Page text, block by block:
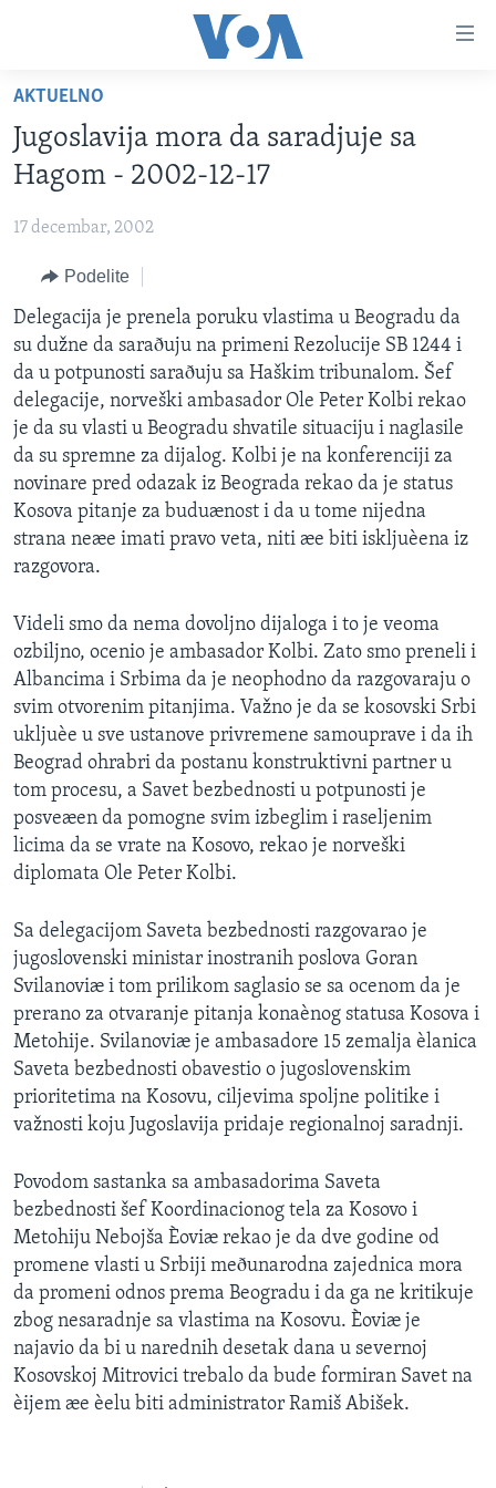
glavni
sadržaj
Idi
na
glavnu
pretragu
NASLOVNA
RUBRIKE
BALKAN
GLOBALNE TEME
EKONOMIJA
NAUKA I TEHNOLOGIJA
MEDICINA
KULTURA
DRUŠTVO
SPORT
TV PROGRAM
OTVORENI STUDIO
IZ AMERIKE
PRATITE NAS
Jezici
AKTUELNO
Jugoslavija mora da saradjuje sa
Hagom - 2002-12-17
17 decembar, 2002
Podelite
Delegacija je prenela poruku vlastima u Beogradu da
su dužne da saraðuju na primeni Rezolucije SB 1244 i
da u potpunosti saraðuju sa Haškim tribunalom. Šef
delegacije, norveški ambasador Ole Peter Kolbi rekao
je da su vlasti u Beogradu shvatile situaciju i naglasile
da su spremne za dijalog. Kolbi je na konferenciji za
novinare pred odazak iz Beograda rekao da je status
Kosova pitanje za buduænost i da u tome nijedna
strana neæe imati pravo veta, niti æe biti iskljuèena iz
razgovora.
Videli smo da nema dovoljno dijaloga i to je veoma
ozbiljno, ocenio je ambasador Kolbi. Zato smo preneli i
Albancima i Srbima da je neophodno da razgovaraju o
svim otvorenim pitanjima. Važno je da se kosovski Srbi
ukljuèe u sve ustanove privremene samouprave i da ih
Beograd ohrabri da postanu konstruktivni partner u
tom procesu, a Savet bezbednosti u potpunosti je
posveæen da pomogne svim izbeglim i raseljenim
licima da se vrate na Kosovo, rekao je norveški
diplomata Ole Peter Kolbi.
Sa delegacijom Saveta bezbednosti razgovarao je
jugoslovenski ministar inostranih poslova Goran
Svilanoviæ i tom prilikom saglasio se sa ocenom da je
prerano za otvaranje pitanja konaènog statusa Kosova i
Metohije. Svilanoviæ je ambasadore 15 zemalja èlanica
Saveta bezbednosti obavestio o jugoslovenskim
prioritetima na Kosovu, ciljevima spoljne politike i
važnosti koju Jugoslavija pridaje regionalnoj saradnji.
Povodom sastanka sa ambasadorima Saveta
bezbednosti šef Koordinacionog tela za Kosovo i
Metohiju Nebojša Èoviæ rekao je da dve godine od
promene vlasti u Srbiji meðunarodna zajednica mora
da promeni odnos prema Beogradu i da ga ne kritikuje
zbog nesaradnje sa vlastima na Kosovu. Èoviæ je
najavio da bi u narednih desetak dana u severnoj
Kosovskoj Mitrovici trebalo da bude formiran Savet na
èijem æe èelu biti administrator Ramiš Abišek.